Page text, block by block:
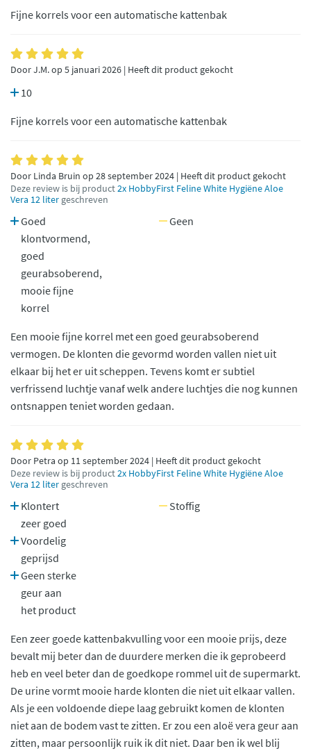
Fijne korrels voor een automatische kattenbak
Door J.M. op 5 januari 2026 | Heeft dit product gekocht
10
Fijne korrels voor een automatische kattenbak
Door Linda Bruin op 28 september 2024 | Heeft dit product gekocht
Deze review is bij product2x HobbyFirst Feline White Hygiëne Aloe
Vera 12 liter geschreven
Goed
klontvormend,
goed
geurabsoberend,
mooie fijne
korrel
Geen
Een mooie fijne korrel met een goed geurabsoberend
vermogen. De klonten die gevormd worden vallen niet uit
elkaar bij het er uit scheppen. Tevens komt er subtiel
verfrissend luchtje vanaf welk andere luchtjes die nog kunnen
ontsnappen teniet worden gedaan.
Door Petra op 11 september 2024 | Heeft dit product gekocht
Deze review is bij product2x HobbyFirst Feline White Hygiëne Aloe
Vera 12 liter geschreven
Klontert
zeer goed
Voordelig
geprijsd
Geen sterke
geur aan
het product
Stoffig
Een zeer goede kattenbakvulling voor een mooie prijs, deze
bevalt mij beter dan de duurdere merken die ik geprobeerd
heb en veel beter dan de goedkope rommel uit de supermarkt.
De urine vormt mooie harde klonten die niet uit elkaar vallen.
Als je een voldoende diepe laag gebruikt komen de klonten
niet aan de bodem vast te zitten. Er zou een aloë vera geur aan
zitten, maar persoonlijk ruik ik dit niet. Daar ben ik wel blij